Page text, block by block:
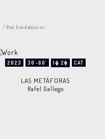
/ their translations on
2023 30'-60' 1 2 CAT
LAS METÁFORAS
Rafel Gallego